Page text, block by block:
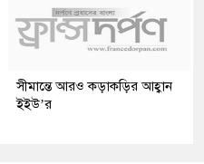
সীমান্তে আরও কড়াকড়ির আহ্বান
ইইউ’র